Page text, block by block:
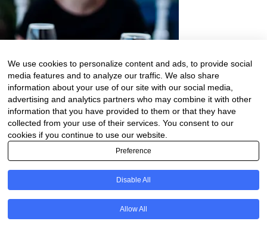
We use cookies to personalize content and ads, to provide social
media features and to analyze our traffic. We also share
information about your use of our site with our social media,
advertising and analytics partners who may combine it with other
information that you have provided to them or that they have
collected from your use of their services. You consent to our
cookies if you continue to use our website.
Preference
Disable All
Allow All